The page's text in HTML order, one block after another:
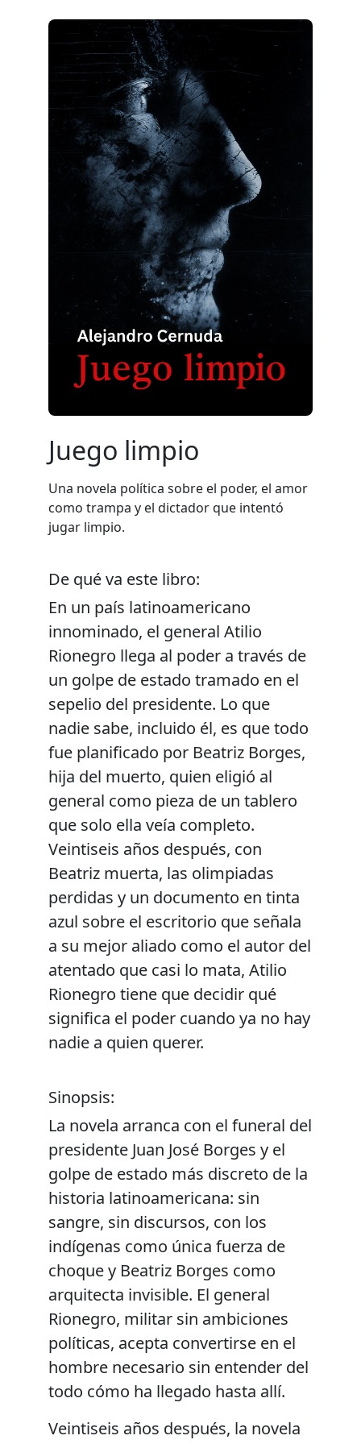
Juego limpio
Una novela política sobre el poder, el amor
como trampa y el dictador que intentó
jugar limpio.
De qué va este libro:
En un país latinoamericano
innominado, el general Atilio
Rionegro llega al poder a través de
un golpe de estado tramado en el
sepelio del presidente. Lo que
nadie sabe, incluido él, es que todo
fue planificado por Beatriz Borges,
hija del muerto, quien eligió al
general como pieza de un tablero
que solo ella veía completo.
Veintiseis años después, con
Beatriz muerta, las olimpiadas
perdidas y un documento en tinta
azul sobre el escritorio que señala
a su mejor aliado como el autor del
atentado que casi lo mata, Atilio
Rionegro tiene que decidir qué
significa el poder cuando ya no hay
nadie a quien querer.
Sinopsis:
La novela arranca con el funeral del
presidente Juan José Borges y el
golpe de estado más discreto de la
historia latinoamericana: sin
sangre, sin discursos, con los
indígenas como única fuerza de
choque y Beatriz Borges como
arquitecta invisible. El general
Rionegro, militar sin ambiciones
políticas, acepta convertirse en el
hombre necesario sin entender del
todo cómo ha llegado hasta allí.
Veintiseis años después, la novela